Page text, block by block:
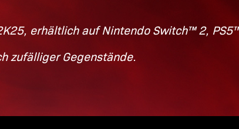
erhältlich aufNintendo Switch™ 2,
zufälliger Gegenstände.